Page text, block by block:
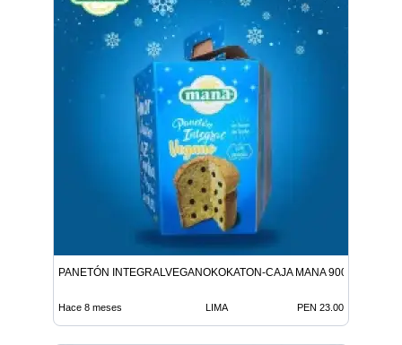
PANETÓN INTEGRALVEGANOKOKATON-CAJA MANA 900G
Hace 8 meses LIMA PEN 23.00